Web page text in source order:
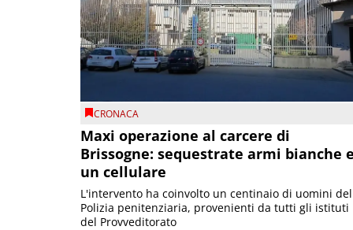
CRONACA
Maxi operazione al carcere di
Brissogne: sequestrate armi bianche
un cellulare
L'intervento ha coinvolto un centinaio di uomini
Polizia penitenziaria, provenienti da tutti gli istituti
del Provveditorato